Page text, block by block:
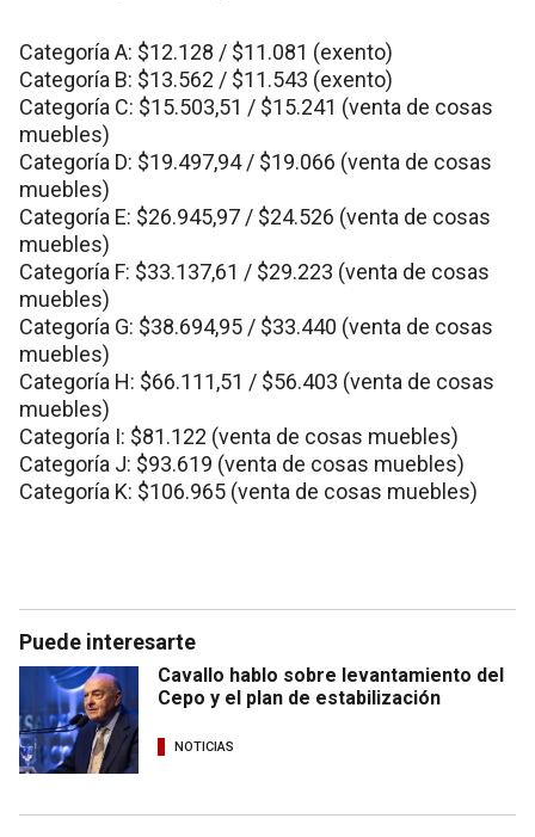
Categoría A: $12.128 / $11.081 (exento)
Categoría B: $13.562 / $11.543 (exento)
Categoría C: $15.503,51 / $15.241 (venta de cosas
muebles)
Categoría D: $19.497,94 / $19.066 (venta de cosas
muebles)
Categoría E: $26.945,97 / $24.526 (venta de cosas
muebles)
Categoría F: $33.137,61 / $29.223 (venta de cosas
muebles)
Categoría G: $38.694,95 / $33.440 (venta de cosas
muebles)
Categoría H: $66.111,51 / $56.403 (venta de cosas
muebles)
Categoría I: $81.122 (venta de cosas muebles)
Categoría J: $93.619 (venta de cosas muebles)
Categoría K: $106.965 (venta de cosas muebles)
Puede interesarte
Cavallo hablo sobre levantamiento del
Cepo y el plan de estabilización
NOTICIAS